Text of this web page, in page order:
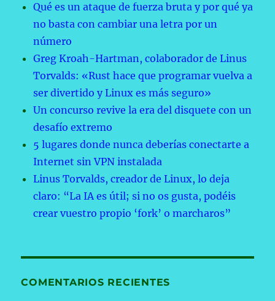
Qué es un ataque de fuerza bruta y por qué ya
no basta con cambiar una letra por un
número
Greg Kroah-Hartman, colaborador de Linus
Torvalds: «Rust hace que programar vuelva a
ser divertido y Linux es más seguro»
Un concurso revive la era del disquete con un
desafío extremo
5 lugares donde nunca deberías conectarte a
Internet sin VPN instalada
Linus Torvalds, creador de Linux, lo deja
claro: “La IA es útil; si no os gusta, podéis
crear vuestro propio ‘fork’ o marcharos”
COMENTARIOS RECIENTES